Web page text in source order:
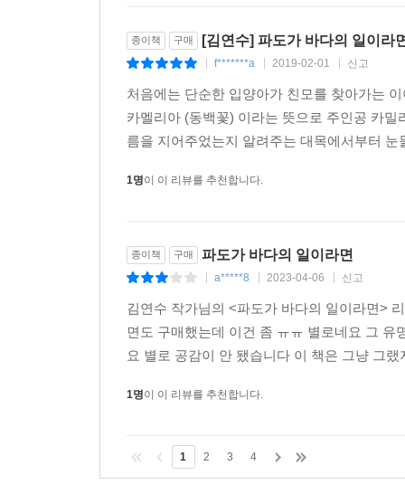
종이책 구매 [김연수] 파도가 바다의 일이라
f*******a 2019-02-01 신고
처음에는 단순한 입양아가 친모를 찾아가는
카멜리아 (동백꽃) 이라는 뜻으로 주인공 카
름을 지어주었는지 알려주는 대목에서부터
1명이 이 리뷰를 추천합니다.
종이책 구매 파도가 바다의 일이라면
a*****8 2023-04-06 신고
김연수 작가님의 <파도가 바다의 일이라면>
면도 구매했는데 이건 좀 ㅠㅠ 별로네요 그
요 별로 공감이 안 됐습니다 이 책은 그냥 그
1명이 이 리뷰를 추천합니다.
1 2 3 4